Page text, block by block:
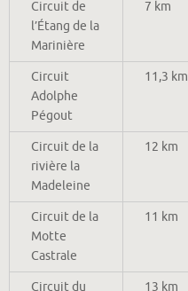
Circuit de
l’Étang de la
Marinière
7 km
Circuit
Adolphe
Pégout
11,3 km
Circuit de la
rivière la
Madeleine
12 km
Circuit de la
Motte
Castrale
11 km
Circuit du 13 km